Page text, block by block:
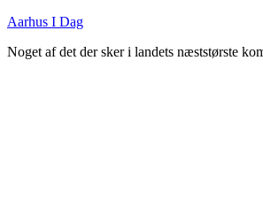
Fortsæt
indhold
Aarhus I Dag
Noget af det der sker i landets næststørste